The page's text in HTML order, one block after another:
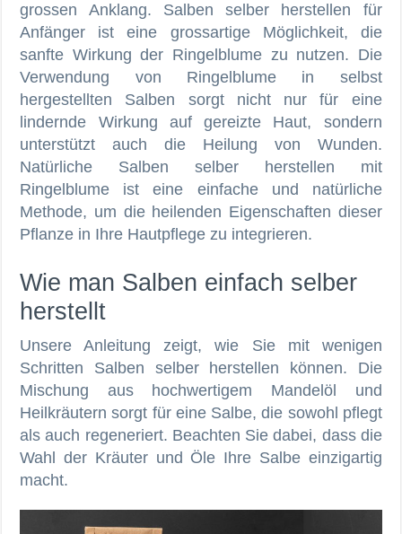
grossen Anklang. Salben selber herstellen für
Anfänger ist eine grossartige Möglichkeit, die
sanfte Wirkung der Ringelblume zu nutzen. Die
Verwendung von Ringelblume in selbst
hergestellten Salben sorgt nicht nur für eine
lindernde Wirkung auf gereizte Haut, sondern
unterstützt auch die Heilung von Wunden.
Natürliche Salben selber herstellen mit
Ringelblume ist eine einfache und natürliche
Methode, um die heilenden Eigenschaften dieser
Pflanze in Ihre Hautpflege zu integrieren.
Wie man Salben einfach selber
herstellt
Unsere Anleitung zeigt, wie Sie mit wenigen
Schritten Salben selber herstellen können. Die
Mischung aus hochwertigem Mandelöl und
Heilkräutern sorgt für eine Salbe, die sowohl pflegt
als auch regeneriert. Beachten Sie dabei, dass die
Wahl der Kräuter und Öle Ihre Salbe einzigartig
macht.